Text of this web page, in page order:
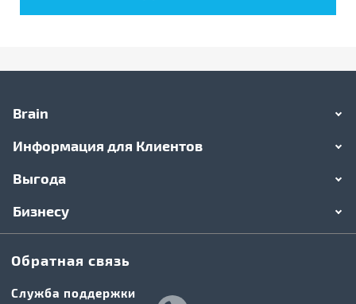
Brain
Информация для Клиентов
Выгода
Бизнесу
Обратная связь
Служба поддержки